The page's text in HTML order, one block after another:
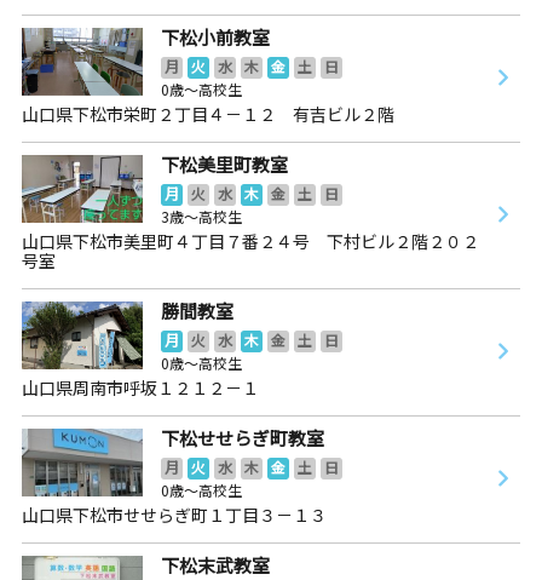
下松小前教室
月 火 水 木 金 土
日
0歳～高校生
山口県下松市栄町２丁目４－１２ 有吉ビル２階
下松美里町教室
月 火 水 木 金 土
日
3歳～高校生
山口県下松市美里町４丁目７番２４号 下村ビル２階２０２
号室
勝間教室
月 火 水 木 金 土
日
0歳～高校生
山口県周南市呼坂１２１２－１
下松せせらぎ町教室
月 火 水 木 金 土
日
0歳～高校生
山口県下松市せせらぎ町１丁目３－１３
下松末武教室